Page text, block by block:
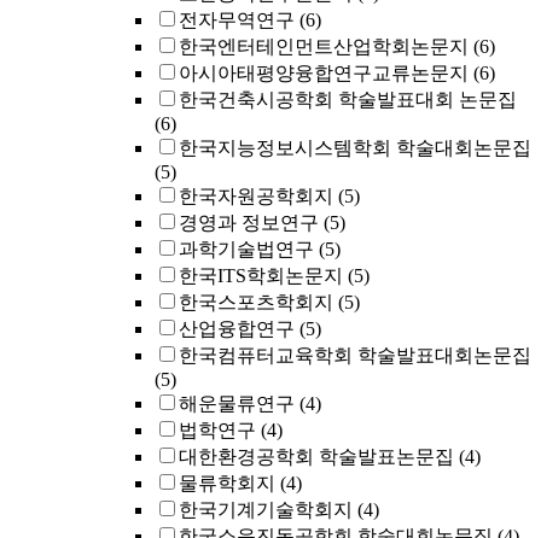
전자무역연구 (6)
한국엔터테인먼트산업학회논문지 (6)
아시아태평양융합연구교류논문지 (6)
한국건축시공학회 학술발표대회 논문집
(6)
한국지능정보시스템학회 학술대회논문집
(5)
한국자원공학회지 (5)
경영과 정보연구 (5)
과학기술법연구 (5)
한국ITS학회논문지 (5)
한국스포츠학회지 (5)
산업융합연구 (5)
한국컴퓨터교육학회 학술발표대회논문집
(5)
해운물류연구 (4)
법학연구 (4)
대한환경공학회 학술발표논문집 (4)
물류학회지 (4)
한국기계기술학회지 (4)